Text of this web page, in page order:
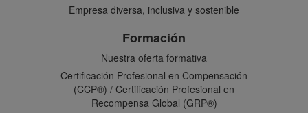
Empresa diversa, inclusiva y sostenible
Formación
Nuestra oferta formativa
Certificación Profesional en Compensación
(CCP®) / Certificación Profesional en
Recompensa Global (GRP®)